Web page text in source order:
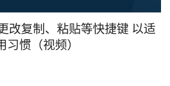
改复制、粘贴等快捷键 以适
惯（视频）